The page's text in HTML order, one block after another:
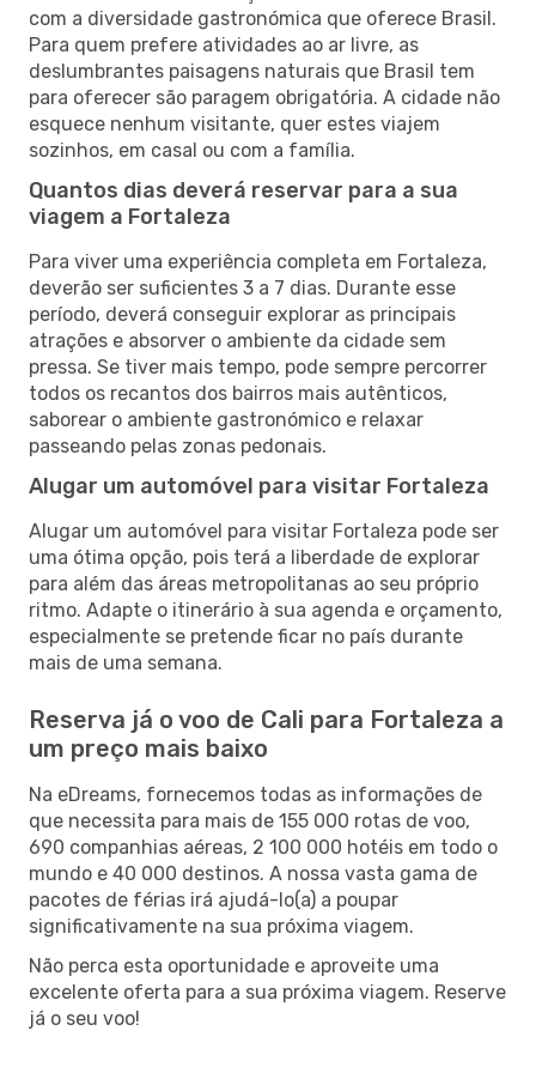
com a diversidade gastronómica que oferece Brasil.
Para quem prefere atividades ao ar livre, as
deslumbrantes paisagens naturais que Brasil tem
para oferecer são paragem obrigatória. A cidade não
esquece nenhum visitante, quer estes viajem
sozinhos, em casal ou com a família.
Quantos dias deverá reservar para a sua
viagem a Fortaleza
Para viver uma experiência completa em Fortaleza,
deverão ser suficientes 3 a 7 dias. Durante esse
período, deverá conseguir explorar as principais
atrações e absorver o ambiente da cidade sem
pressa. Se tiver mais tempo, pode sempre percorrer
todos os recantos dos bairros mais autênticos,
saborear o ambiente gastronómico e relaxar
passeando pelas zonas pedonais.
Alugar um automóvel para visitar Fortaleza
Alugar um automóvel para visitar Fortaleza pode ser
uma ótima opção, pois terá a liberdade de explorar
para além das áreas metropolitanas ao seu próprio
ritmo. Adapte o itinerário à sua agenda e orçamento,
especialmente se pretende ficar no país durante
mais de uma semana.
Reserva já o voo de Cali para Fortaleza a
um preço mais baixo
Na eDreams, fornecemos todas as informações de
que necessita para mais de 155 000 rotas de voo,
690 companhias aéreas, 2 100 000 hotéis em todo o
mundo e 40 000 destinos. A nossa vasta gama de
pacotes de férias irá ajudá-lo(a) a poupar
significativamente na sua próxima viagem.
Não perca esta oportunidade e aproveite uma
excelente oferta para a sua próxima viagem. Reserve
já o seu voo!